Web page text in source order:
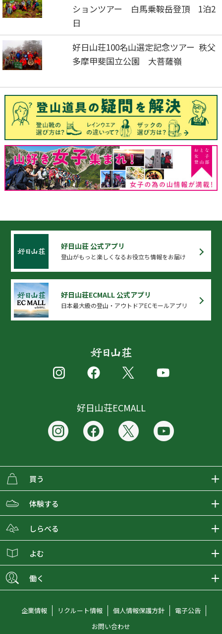
ションツアー 白馬乗鞍岳登頂 1泊2
日
好日山荘100名山選定記念ツアー 秩父
多摩甲斐国立公園 大菩薩嶺
好日山荘 公式アプリ
登山がもっと楽しくなるお役立ち情報をお届け
好日山荘ECMALL 公式アプリ
日本最大級の登山・アウトドアECモールアプリ
好日山荘ECMALL
買う
ECMALLの商品をさがす
取り扱いブランド一覧
ショップブログ
会員募集
体験する
おとな女子登山部
グラビティリサーチ
しらべる
登山レポート
オンラインコンシェルジュ
よむ
働く
企業情報 リクルート情報 個人情報保護方針
電子公告
お問い合わせ